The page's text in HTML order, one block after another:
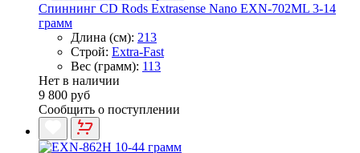
Спиннинг CD Rods Extrasense Nano EXN-702ML 3-14
грамм
Длина (см): 213
Строй: Extra-Fast
Вес (грамм): 113
Нет в наличии
9 800 руб
Сообщить о поступлении